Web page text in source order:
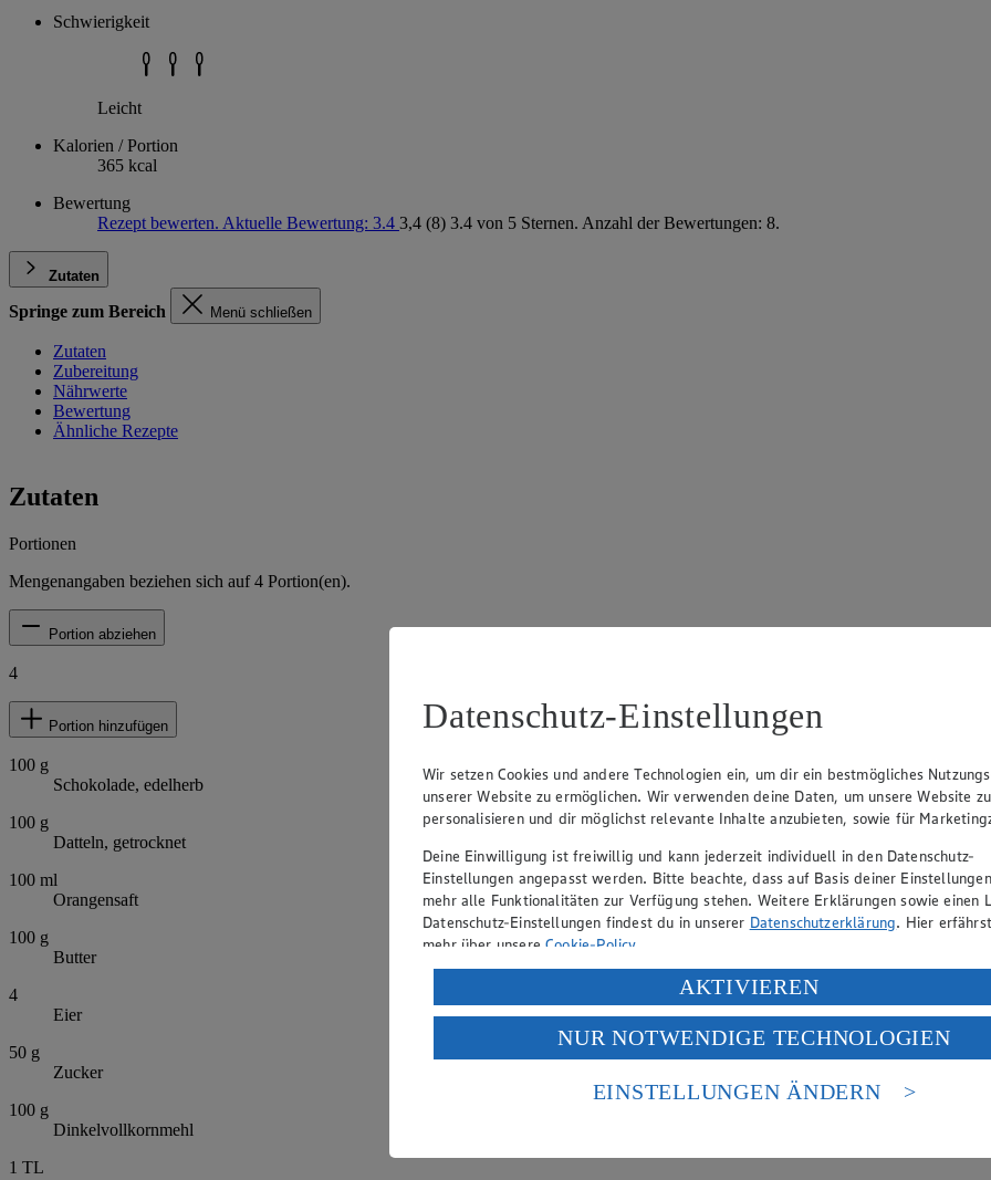
Schwierigkeit
Leicht
Kalorien / Portion
365 kcal
Bewertung
Rezept bewerten. Aktuelle Bewertung: 3.4 3,4 (8) 3.4 von 5 Sternen. Anzahl der Bewertungen: 8.
Zutaten
Springe zum Bereich Menü schließen
Zutaten
Zubereitung
Nährwerte
Bewertung
Ähnliche Rezepte
Zutaten
Portionen
Mengenangaben beziehen sich auf4 Portion(en).
Portion abziehen
4
Portion hinzufügen
100 g
Schokolade, edelherb
100 g
Datteln, getrocknet
100 ml
Orangensaft
100 g
Butter
4
Eier
50 g
Zucker
100 g
Dinkelvollkornmehl
1 TL
Datenschutz-Einstellungen
Wir setzen Cookies und andere Technologien ein, um dir ein bestmögliches
unserer Website zu ermöglichen. Wir verwenden deine Daten, um unsere Website zu
personalisieren und dir möglichst relevante Inhalte anzubieten, sowie für
Deine Einwilligung ist freiwillig und kann jederzeit individuell in den Datenschutz-
Einstellungen angepasst werden. Bitte beachte, dass auf Basis deiner
mehr alle Funktionalitäten zur Verfügung stehen. Weitere Erklärungen sowie einen
Datenschutz-Einstellungen findest du in unserer Datenschutzerklärung. Hier
mehr über unsereCookie-Policy.
Verarbeitung deiner personenbezogenen Daten in den USA durch Facebook und
Wenn du auf „Aktivieren“ klickst, willigst du im Sinne des Art. 49 Abs. 1 Satz 1 lit.
ein, dass deine Daten in den USA verarbeitet werden. Der EuGH sieht die USA als
einem nach europäischen Standards nicht angemessenen Datenschutzniveau an. Es
Risiko eines Zugriffs durch US-amerikanische Behörden.
AKTIVIEREN
NUR NOTWENDIGE TECHNOLOGIEN
EINSTELLUNGEN ÄNDERN